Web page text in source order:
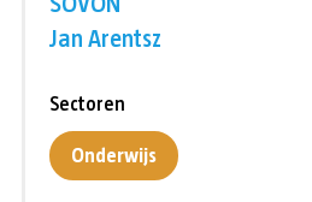
Jan Arentsz
Sectoren
Onderwijs